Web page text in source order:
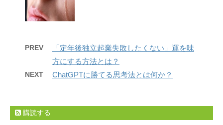
PREV
「定年後独立起業失敗したくない」運を味
方にする方法とは？
NEXT ChatGPTに勝てる思考法とは何か？
購読する